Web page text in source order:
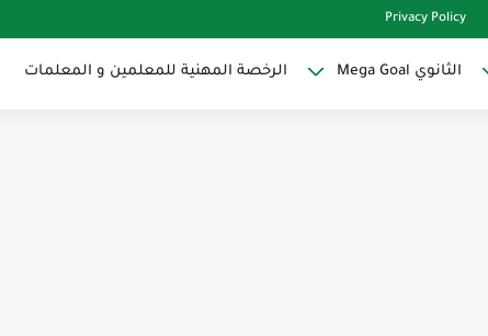
Privacy Policy
الثانوي Mega Goal الرخصة المهنية للمعلمين و المعلمات